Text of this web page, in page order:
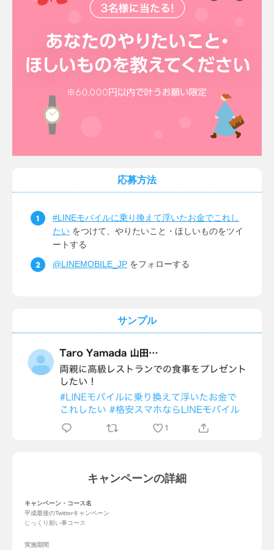
本キャンペーンは、以下の規約について同意の上、応募してください。
LINEモバイル株式会社（以下、「弊社」といいます）が企画する「平成最後
のTwitterキャンペーン とりあえず料金診断コース」（以下、「本キャンペ
件を満たす必要があります。
（1）LINEモバイルが提供する料金診断
https://mobile.line.me/simulation/
）を行い、その結果のテキスト（ハッシ
ュタグ「#LINEモバイル診断」を含む）または結果のスクリーンショットを
添付してツイートすること
（2）LINEモバイル公式Twitterアカウント（@LINEMOBILE_JP）をフォロー
（3）上記1または2を実施するTwitterアカウントが非公開ではないこと
（@LINEMOBILE_JP）のフォローの解除、またはツイートの削除がされた
場合は当選対象となりません。
本キャンペーンに応募できるのは、日本国内在住の方に限ります。
応募者は、本キャンペーンに応募した後は、応募の取り消しをすることがで
きません。
抽選方法や当選についてのお問い合わせは受け付けていません。
当選の権利を第三者に譲渡または換金・変更することはできません。
賞品のカラー・種類などは選べません。
い場合、またはその他諸手続を実施していただけない場合は、当選を無効と
させていただく場合があります。あらかじめご了承ください。
本キャンペーンは弊社が独自に行うものであり、Twitter, Inc.とは関係ありせ
Twitterおよび開発するアプリケーションの動作環境、インターネット接続環
境により発生し、または弊社の判断によって実施するキャンペーン運営の中
断、中止、または内容の変更によって生じるいかなる損害についても、弊社
本キャンペーンの内容につきましては、予告なく変更される場合がありま
応募方法
#LINEモバイルに乗り換えて浮いたお金でこれし
たい をつけて、やりたいこと・ほしいものをツイ
ートする
@LINEMOBILE_JP をフォローする
サンプル
キャンペーンの詳細
キャンペーン・コース名
平成最後のTwitterキャンペーン
じっくり願い事コース
実施期間